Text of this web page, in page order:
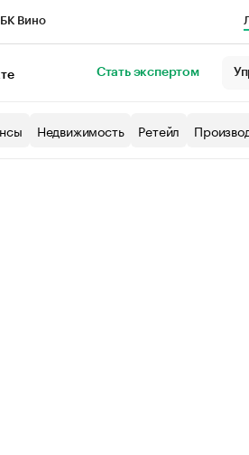
Вино
Стать экспертом
Недвижимость Ретейл